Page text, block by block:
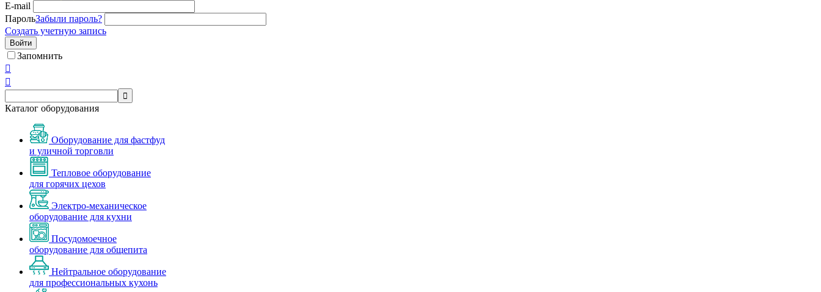
E-mail
ПарольЗабыли пароль?
Создать учетную запись
Войти
Запомнить



Каталог оборудования
Оборудование для фастфуд
и уличной торговли
Тепловое оборудование
для горячих цехов
Электро-механическое
оборудование для кухни
Посудомоечное
оборудование для общепита
Нейтральное оборудование
для профессиональных кухонь